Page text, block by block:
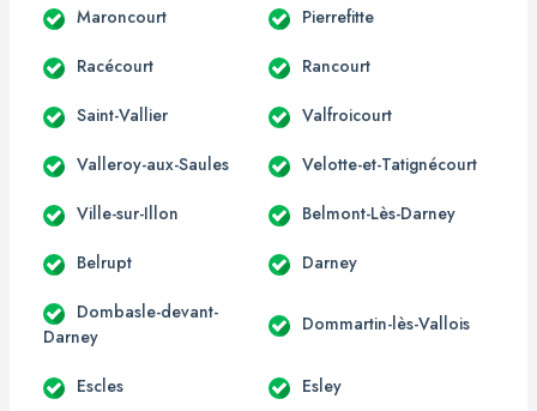
Maroncourt Pierrefitte
Racécourt Rancourt
Saint-Vallier Valfroicourt
Valleroy-aux-Saules Velotte-et-Tatignécourt
Ville-sur-Illon Belmont-Lès-Darney
Belrupt Darney
Dombasle-devant-
Darney
Dommartin-lès-Vallois
Escles Esley